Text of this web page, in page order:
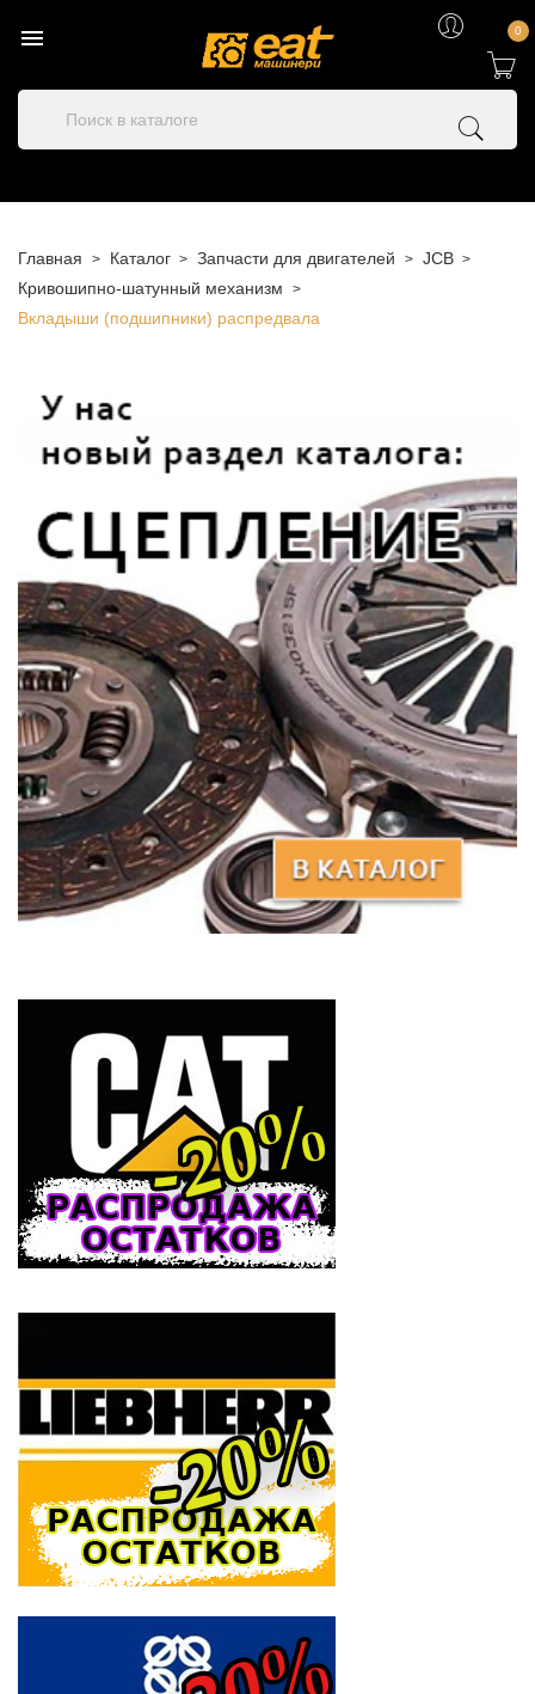
 0
Главная Каталог Запчасти для двигателей
JCB
Кривошипно-шатунный механизм
Вкладыши (подшипники) распредвала